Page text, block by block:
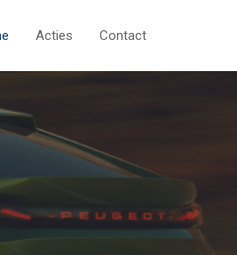
Acties Contact